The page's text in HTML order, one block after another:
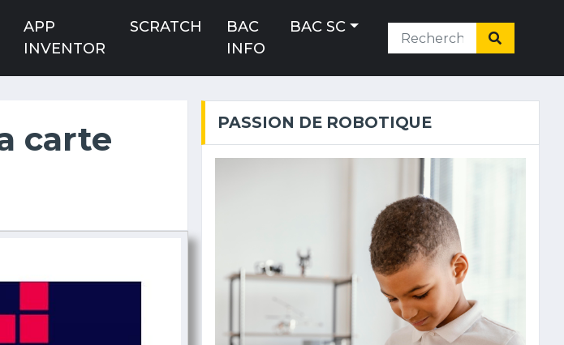
APP
INVENTOR
SCRATCH
BAC
INFO
BAC SC
carte
PASSION DE ROBOTIQUE